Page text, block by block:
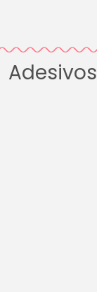
Adesivos